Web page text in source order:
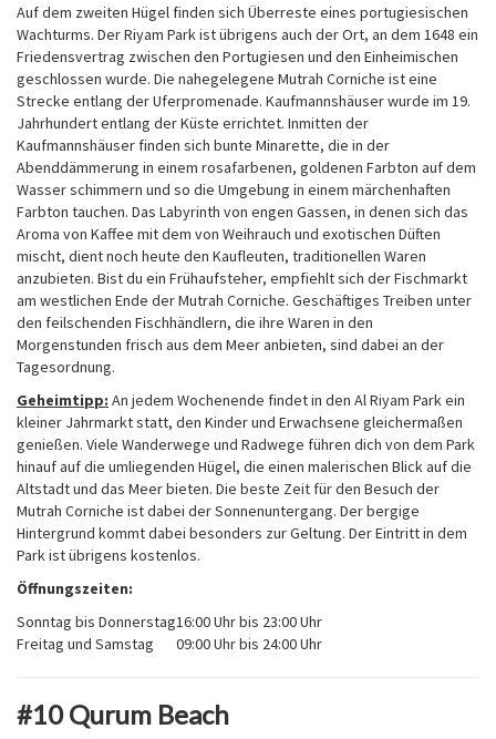
Auf dem zweiten Hügel finden sich Überreste eines portugiesischen
Wachturms. Der Riyam Park ist übrigens auch der Ort, an dem 1648 ein
Friedensvertrag zwischen den Portugiesen und den Einheimischen
geschlossen wurde. Die nahegelegene Mutrah Corniche ist eine
Strecke entlang der Uferpromenade. Kaufmannshäuser wurde im 19.
Jahrhundert entlang der Küste errichtet. Inmitten der
Kaufmannshäuser finden sich bunte Minarette, die in der
Abenddämmerung in einem rosafarbenen, goldenen Farbton auf dem
Wasser schimmern und so die Umgebung in einem märchenhaften
Farbton tauchen. Das Labyrinth von engen Gassen, in denen sich das
Aroma von Kaffee mit dem von Weihrauch und exotischen Düften
mischt, dient noch heute den Kaufleuten, traditionellen Waren
anzubieten. Bist du ein Frühaufsteher, empfiehlt sich der Fischmarkt
am westlichen Ende der Mutrah Corniche. Geschäftiges Treiben unter
den feilschenden Fischhändlern, die ihre Waren in den
Morgenstunden frisch aus dem Meer anbieten, sind dabei an der
Tagesordnung.
Geheimtipp: An jedem Wochenende findet in den Al Riyam Park ein
kleiner Jahrmarkt statt, den Kinder und Erwachsene gleichermaßen
genießen. Viele Wanderwege und Radwege führen dich von dem Park
hinauf auf die umliegenden Hügel, die einen malerischen Blick auf die
Altstadt und das Meer bieten. Die beste Zeit für den Besuch der
Mutrah Corniche ist dabei der Sonnenuntergang. Der bergige
Hintergrund kommt dabei besonders zur Geltung. Der Eintritt in dem
Park ist übrigens kostenlos.
Öffnungszeiten:
Sonntag bis Donnerstag16:00 Uhr bis 23:00 Uhr
Freitag und Samstag
09:00 Uhr bis 24:00 Uhr
#10 Qurum Beach